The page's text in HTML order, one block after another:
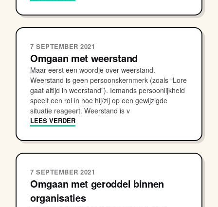
7 SEPTEMBER 2021
Omgaan met weerstand
Maar eerst een woordje over weerstand.
Weerstand is geen persoonskernmerk (zoals “Lore
gaat altijd in weerstand”). Iemands persoonlijkheid
speelt een rol in hoe hij/zij op een gewijzigde
situatie reageert. Weerstand is v
LEES VERDER
7 SEPTEMBER 2021
Omgaan met geroddel binnen
organisaties